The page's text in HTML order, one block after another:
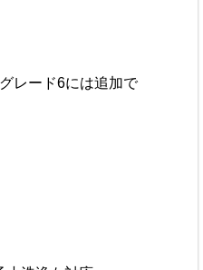
レード6には追加で